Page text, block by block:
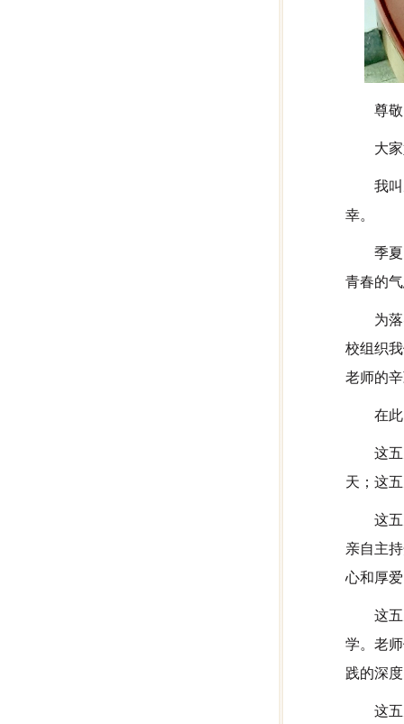
尊
大
我
幸。
季
青春的
为
校组织
老师的
在
这
天；这
这
亲自主
心和厚
这
学。老
践的深
这